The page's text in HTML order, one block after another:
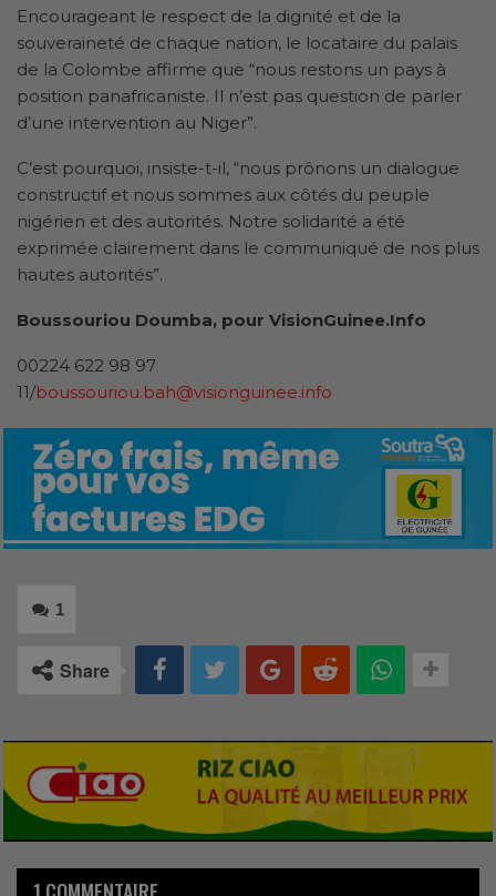
Encourageant le respect de la dignité et de la
souveraineté de chaque nation, le locataire du palais
de la Colombe affirme que “nous restons un pays à
position panafricaniste. Il n’est pas question de parler
d’une intervention au Niger”.
C’est pourquoi, insiste-t-il, “nous prônons un dialogue
constructif et nous sommes aux côtés du peuple
nigérien et des autorités. Notre solidarité a été
exprimée clairement dans le communiqué de nos plus
hautes autorités”.
Boussouriou Doumba, pour VisionGuinee.Info
00224 622 98 97
11/boussouriou.bah@visionguinee.info
1
Share